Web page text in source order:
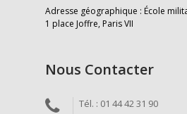
Adresse géographique : École
1 place Joffre, Paris VII
Nous Contacter
Tél. : 01 44 42 31 90